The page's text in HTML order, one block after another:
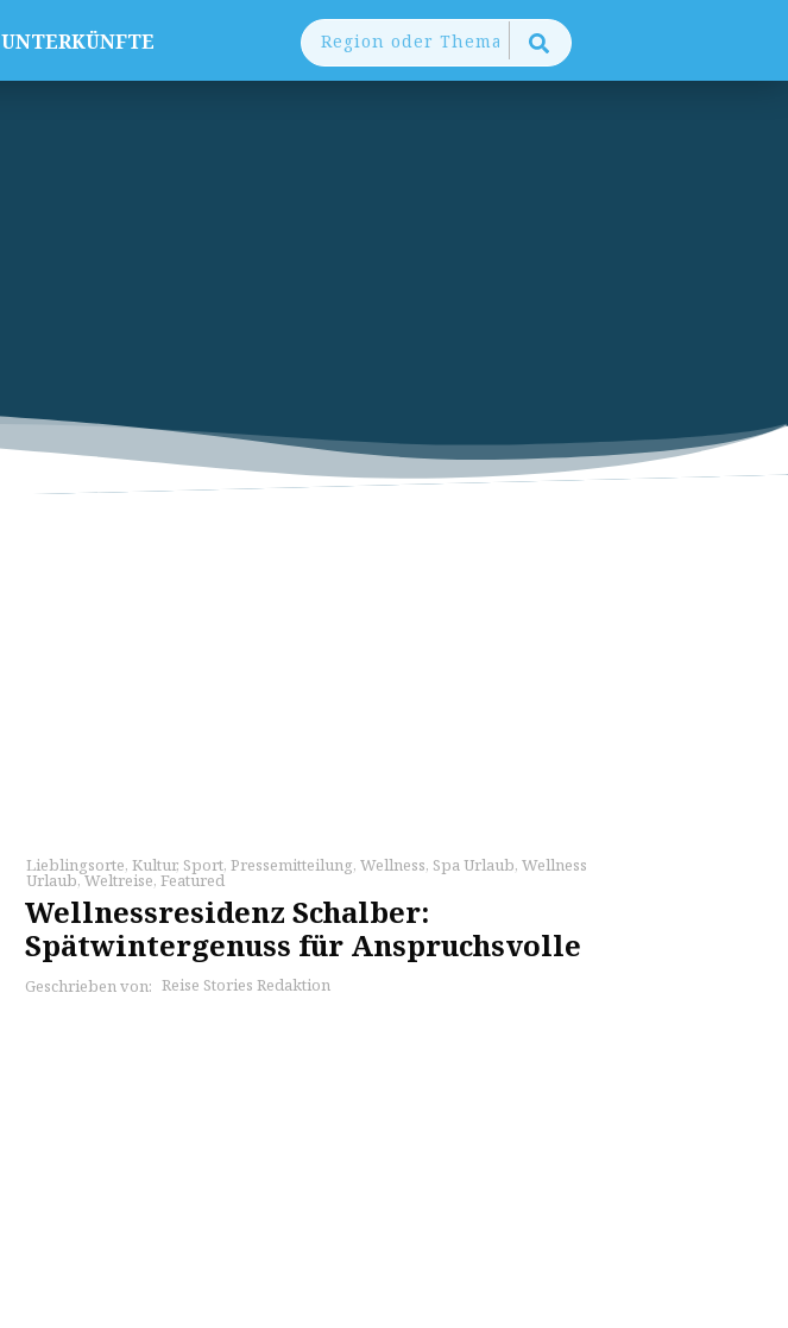
UNTERKÜNFTE
Lieblingsorte, Kultur, Sport, Pressemitteilung, Wellness, Spa Urlaub, Wellness
Urlaub,Weltreise, Featured
Wellnessresidenz Schalber:
Spätwintergenuss für Anspruchsvolle
Geschrieben von: Reise Stories Redaktion